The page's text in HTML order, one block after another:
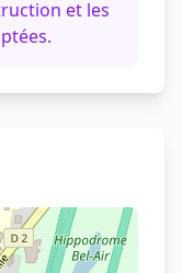
et les